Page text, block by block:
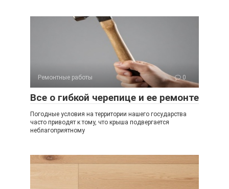
Ремонтные работы 0
Все о гибкой черепице и ее ремонте
Погодные условия на территории нашего государства
часто приводят к тому, что крыша подвергается
неблагоприятному